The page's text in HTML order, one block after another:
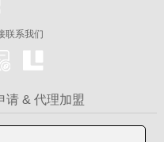
联系我们
请 & 代理加盟